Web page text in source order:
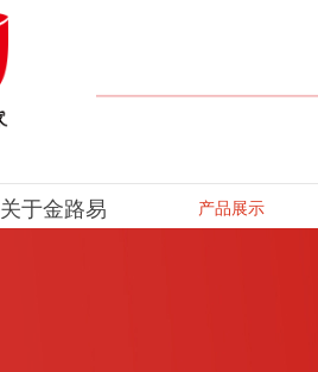
关于金路易 产品展示